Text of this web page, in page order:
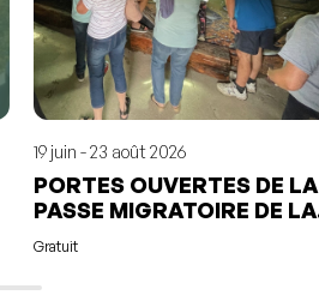
19 juin - 23 août 2026
PORTES OUVERTES DE LA
PASSE MIGRATOIRE DE LA
JACQUES-CARTIER
Gratuit